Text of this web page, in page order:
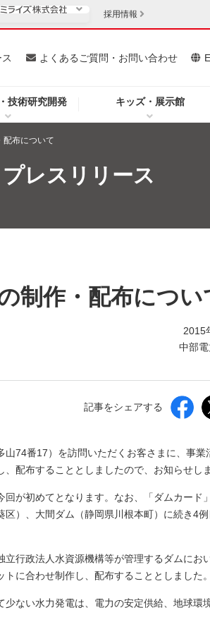
技術研究開発 キッズ・展示館
よくあるご質問・お問い合わせ
安定供給
企業情報
法人のお客さま
採用情報
配布について
プレスリリース
制作・配布につい
2015
中部
記事をシェアする
74番17）を訪問いただくお客さまに、事業
配布することとしましたので、お知らせしま
が初めてとなります。なお、「ダムカード
）、大間ダム（静岡県川根本町）に続き4例
立行政法人水資源機構等が管理するダムにお
に合わせ制作し、配布することとしました。
ない水力発電は、電力の安定供給、地球環